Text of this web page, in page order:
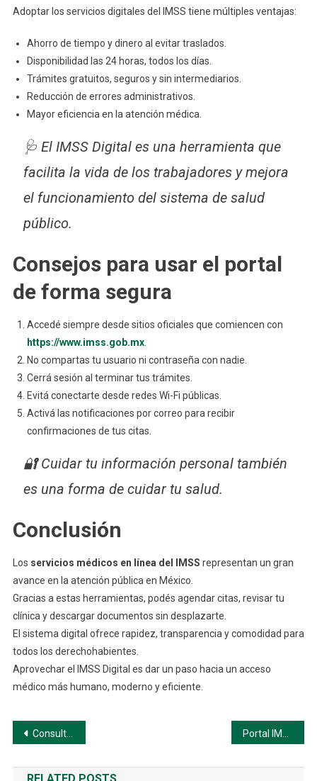
Adoptar los servicios digitales del IMSS tiene múltiples ventajas:
Ahorro de tiempo y dinero al evitar traslados.
Disponibilidad las 24 horas, todos los días.
Trámites gratuitos, seguros y sin intermediarios.
Reducción de errores administrativos.
Mayor eficiencia en la atención médica.
🩺 El IMSS Digital es una herramienta que
facilita la vida de los trabajadores y mejora
el funcionamiento del sistema de salud
público.
Consejos para usar el portal
de forma segura
Accedé siempre desde sitios oficiales que comiencen con
https://www.imss.gob.mx.
No compartas tu usuario ni contraseña con nadie.
Cerrá sesión al terminar tus trámites.
Evitá conectarte desde redes Wi-Fi públicas.
Activá las notificaciones por correo para recibir
confirmaciones de tus citas.
🔐 Cuidar tu información personal también
es una forma de cuidar tu salud.
Conclusión
Los servicios médicos en línea del IMSS representan un gran
avance en la atención pública en México.
Gracias a estas herramientas, podés agendar citas, revisar tu
clínica y descargar documentos sin desplazarte.
El sistema digital ofrece rapidez, transparencia y comodidad para
todos los derechohabientes.
Aprovechar el IMSS Digital es dar un paso hacia un acceso
médico más humano, moderno y eficiente.
Navegación
de
Consulta de Semanas Cotizadas en el IMSS